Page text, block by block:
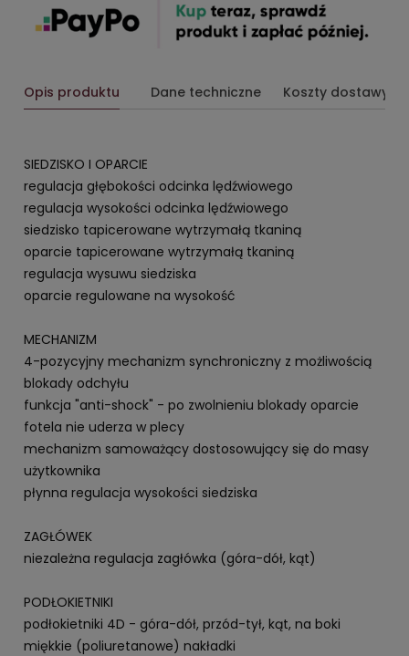
Opis produktu Dane techniczne Koszty dostawy
SIEDZISKO I OPARCIE
regulacja głębokości odcinka lędźwiowego
regulacja wysokości odcinka lędźwiowego
siedzisko tapicerowane wytrzymałą tkaniną
oparcie tapicerowane wytrzymałą tkaniną
regulacja wysuwu siedziska
oparcie regulowane na wysokość
MECHANIZM
4-pozycyjny mechanizm synchroniczny z możliwością
blokady odchyłu
funkcja "anti-shock" - po zwolnieniu blokady oparcie
fotela nie uderza w plecy
mechanizm samoważący dostosowujący się do masy
użytkownika
płynna regulacja wysokości siedziska
ZAGŁÓWEK
niezależna regulacja zagłówka (góra-dół, kąt)
PODŁOKIETNIKI
podłokietniki 4D - góra-dół, przód-tył, kąt, na boki
miękkie (poliuretanowe) nakładki